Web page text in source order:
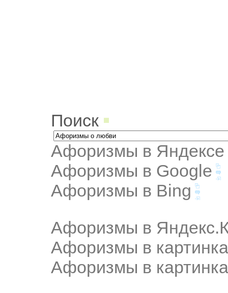
Поиск
Афоризмы в Яндексе
Афоризмы в Google
Афоризмы в Bing
Афоризмы в
Афоризмы в
Афоризмы в